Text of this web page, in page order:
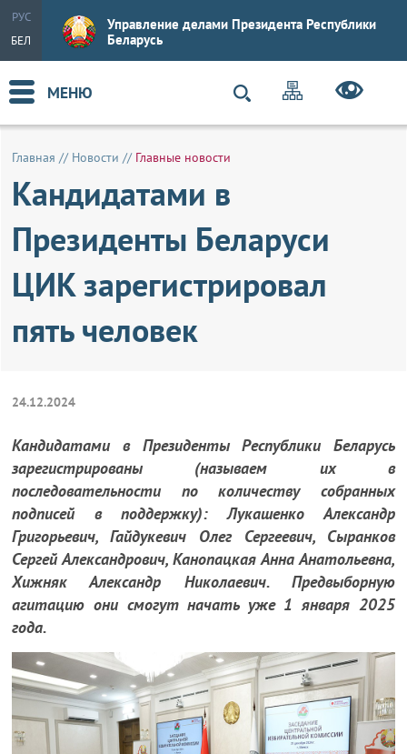
РУС
БЕЛ
Управление делами Президента Республики
Беларусь
МЕНЮ
Главная // Новости // Главные новости
Кандидатами в
Президенты Беларуси
ЦИК зарегистрировал
пять человек
24.12.2024
Кандидатами в Президенты Республики Беларусь
зарегистрированы (называем их в
последовательности по количеству собранных
подписей в поддержку): Лукашенко Александр
Григорьевич, Гайдукевич Олег Сергеевич, Сыранков
Сергей Александрович, Канопацкая Анна Анатольевна,
Хижняк Александр Николаевич. Предвыборную
агитацию они смогут начать уже 1 января 2025
года.